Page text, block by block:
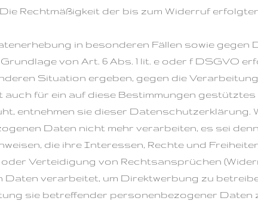
Rechtmäßigkeit der bis zum Widerruf
in besonderen Fällen sowie gegen
von Art. 6 Abs. 1 lit. e oder f DSGVO
Situation ergeben, gegen die
für ein auf diese Bestimmungen
entnehmen sie dieser Datenschutzerklärung.
Daten nicht mehr verarbeiten, es sei
die ihre Interessen, Rechte und
Verteidigung von Rechtsansprüchen
verarbeitet, um Direktwerbung zu
sie betreffender personenbezogener Daten